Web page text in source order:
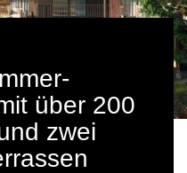
über 200
zwei